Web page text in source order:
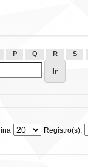
P Q R S
Registro(s):